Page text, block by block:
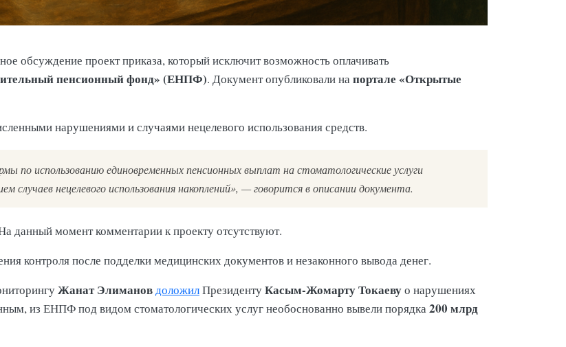
обсуждение проект приказа, который исключит возможность оплачивать
пенсионный фонд» (ЕНПФ). Документ опубликовали напортале «Открытые
нарушениями и случаями нецелевого использования средств.
по использованию единовременных пенсионных выплат на стоматологические услуги
случаев нецелевого использования накоплений», — говорится в описании документа.
данный момент комментарии к проекту отсутствуют.
контроля после подделки медицинских документов и незаконного вывода денег.
Жанат ЭлимановдоложилПрезидентуКасым-Жомарту Токаевуо нарушениях
из ЕНПФ под видом стоматологических услуг необоснованно вывели порядка200 млрд